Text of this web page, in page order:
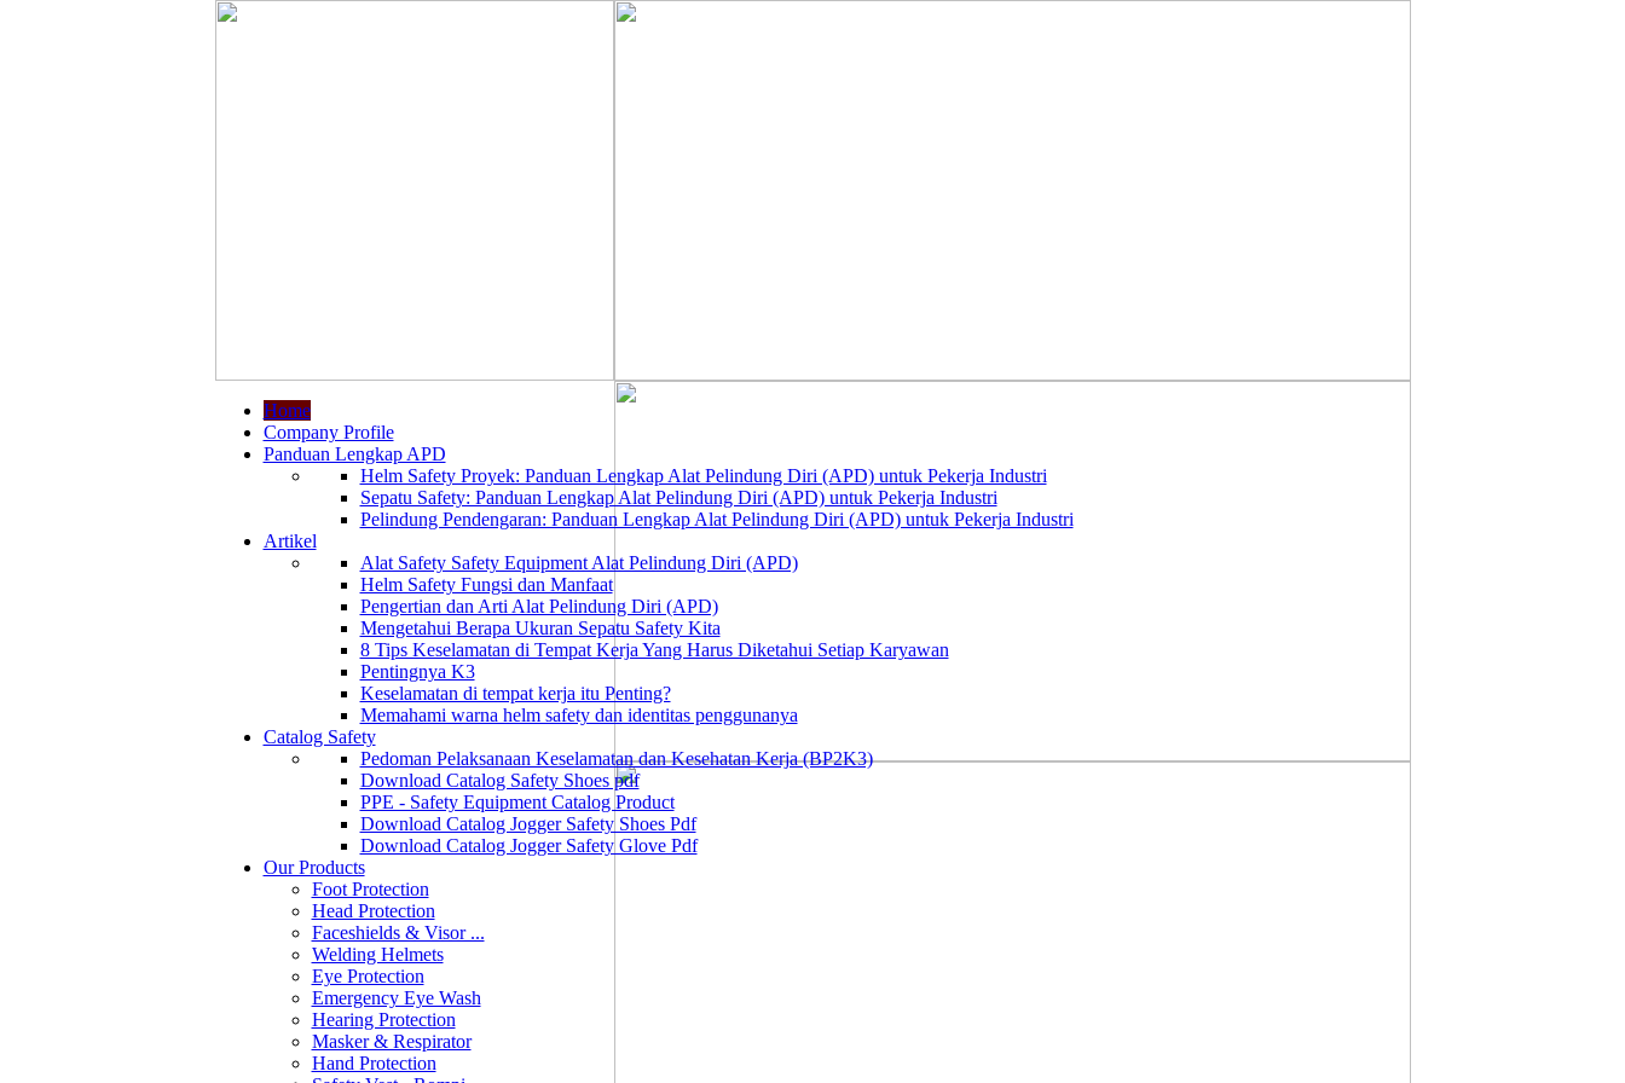
Home
Company Profile
Panduan Lengkap APD
Helm Safety Proyek: Panduan Lengkap Alat Pelindung Diri (APD) untuk Pekerja Industri
Sepatu Safety: Panduan Lengkap Alat Pelindung Diri (APD) untuk Pekerja Industri
Pelindung Pendengaran: Panduan Lengkap Alat Pelindung Diri (APD) untuk Pekerja Industri
Artikel
Alat Safety Safety Equipment Alat Pelindung Diri (APD)
Helm Safety Fungsi dan Manfaat
Pengertian dan Arti Alat Pelindung Diri (APD)
Mengetahui Berapa Ukuran Sepatu Safety Kita
8 Tips Keselamatan di Tempat Kerja Yang Harus Diketahui Setiap Karyawan
Pentingnya K3
Keselamatan di tempat kerja itu Penting?
Memahami warna helm safety dan identitas penggunanya
Catalog Safety
Pedoman Pelaksanaan Keselamatan dan Kesehatan Kerja (BP2K3)
Download Catalog Safety Shoes pdf
PPE - Safety Equipment Catalog Product
Download Catalog Jogger Safety Shoes Pdf
Download Catalog Jogger Safety Glove Pdf
Our Products
Foot Protection
Head Protection
Faceshields & Visor ...
Welding Helmets
Eye Protection
Emergency Eye Wash
Hearing Protection
Masker & Respirator
Hand Protection